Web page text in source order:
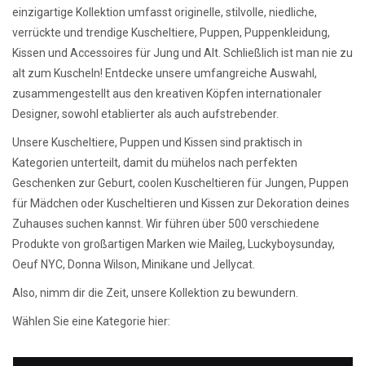
einzigartige Kollektion umfasst originelle, stilvolle, niedliche,
verrückte und trendige Kuscheltiere, Puppen, Puppenkleidung,
Kissen und Accessoires für Jung und Alt. Schließlich ist man nie zu
alt zum Kuscheln! Entdecke unsere umfangreiche Auswahl,
zusammengestellt aus den kreativen Köpfen internationaler
Designer, sowohl etablierter als auch aufstrebender.
Unsere Kuscheltiere, Puppen und Kissen sind praktisch in
Kategorien unterteilt, damit du mühelos nach perfekten
Geschenken zur Geburt, coolen Kuscheltieren für Jungen, Puppen
für Mädchen oder Kuscheltieren und Kissen zur Dekoration deines
Zuhauses suchen kannst. Wir führen über 500 verschiedene
Produkte von großartigen Marken wie Maileg, Luckyboysunday,
Oeuf NYC, Donna Wilson, Minikane und Jellycat.
Also, nimm dir die Zeit, unsere Kollektion zu bewundern.
Wählen Sie eine Kategorie hier: